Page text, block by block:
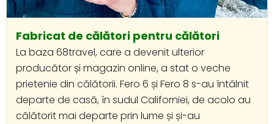
Fabricat de călători pentru călători
La baza 68travel, care a devenit ulterior
producător și magazin online, a stat o veche
prietenie din călătorii. Fero 6 și Fero 8 s-au întâlnit
departe de casă, în sudul Californiei, de acolo au
călătorit mai departe prin lume și și-au